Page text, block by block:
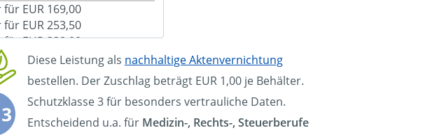
Diese Leistung als nachhaltige Aktenvernichtung
bestellen. Der Zuschlag beträgt EUR 1,00 je Behälter.
Schutzklasse 3 für besonders vertrauliche Daten.
Entscheidend u.a. für Medizin-, Rechts-, Steuerberufe